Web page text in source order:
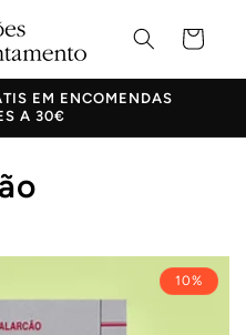
Carrinho
EM ENCOMENDAS
A 30€
10%